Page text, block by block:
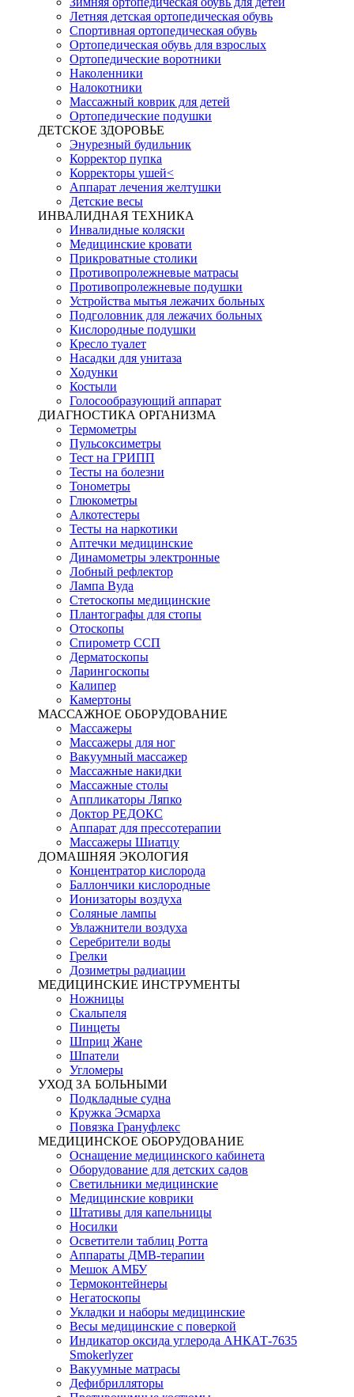
Летняя детская ортопедическая обувь
Спортивная ортопедическая обувь
Ортопедическая обувь для взрослых
Ортопедические воротники
Наколенники
Налокотники
Массажный коврик для детей
Ортопедические подушки
ДЕТСКОЕ ЗДОРОВЬЕ
Энурезный будильник
Корректор пупка
Корректоры ушей<
Аппарат лечения желтушки
Детские весы
ИНВАЛИДНАЯ ТЕХНИКА
Инвалидные коляски
Медицинские кровати
Прикроватные столики
Противопролежневые матрасы
Противопролежневые подушки
Устройства мытья лежачих больных
Подголовник для лежачих больных
Кислородные подушки
Кресло туалет
Насадки для унитаза
Ходунки
Костыли
Голосообразующий аппарат
ДИАГНОСТИКА ОРГАНИЗМА
Термометры
Пульсоксиметры
Тест на ГРИПП
Тесты на болезни
Тонометры
Глюкометры
Алкотестеры
Тесты на наркотики
Аптечки медицинские
Динамометры электронные
Лобный рефлектор
Лампа Вуда
Стетоскопы медицинские
Плантографы для стопы
Отоскопы
Спирометр ССП
Дерматоскопы
Ларингоскопы
Калипер
Камертоны
МАССАЖНОЕ ОБОРУДОВАНИЕ
Массажеры
Массажеры для ног
Вакуумный массажер
Массажные накидки
Массажные столы
Аппликаторы Ляпко
Доктор РЕДОКС
Аппарат для прессотерапии
Массажеры Шиатцу
ДОМАШНЯЯ ЭКОЛОГИЯ
Концентратор кислорода
Баллончики кислородные
Ионизаторы воздуха
Соляные лампы
Увлажнители воздуха
Серебрители воды
Грелки
Дозиметры радиации
МЕДИЦИНСКИЕ ИНСТРУМЕНТЫ
Ножницы
Скальпеля
Пинцеты
Шприц Жане
Шпатели
Угломеры
УХОД ЗА БОЛЬНЫМИ
Подкладные судна
Кружка Эсмарха
Повязка Грануфлекс
МЕДИЦИНСКОЕ ОБОРУДОВАНИЕ
Оснащение медицинского кабинета
Оборудование для детских садов
Светильники медицинские
Медицинские коврики
Штативы для капельницы
Носилки
Осветители таблиц Ротта
Аппараты ДМВ-терапии
Мешок АМБУ
Термоконтейнеры
Негатоскопы
Укладки и наборы медицинские
Весы медицинские с поверкой
Индикатор оксида углерода АНКАТ-7635
Smokerlyzer
Вакуумные матрасы
Дефибрилляторы